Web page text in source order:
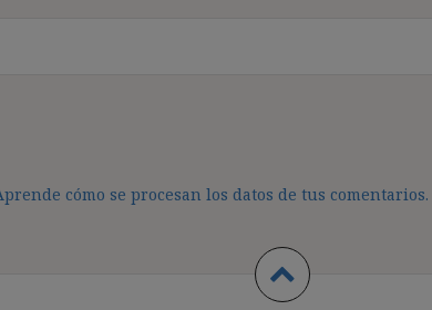
cómo se procesan los datos de tus comentarios.